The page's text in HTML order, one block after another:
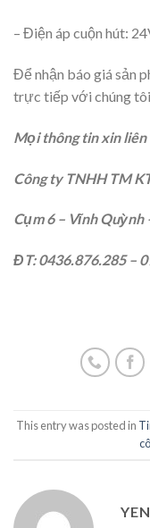
– Điện áp cuộn hút:
Để nhận báo giá sản
trực tiếp với chúng tôi
Mọi thông tin xin liên
Công ty TNHH TM
Cụm 6 – Vĩnh Quỳnh
ĐT: 0436.876.285 –
This entry was posted in